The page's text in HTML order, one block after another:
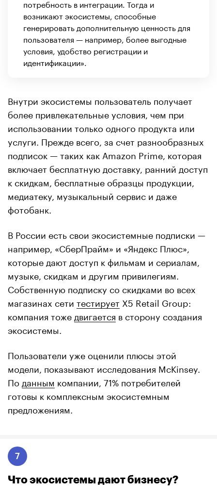
потребность в интеграции. Тогда и
возникают экосистемы, способные
генерировать дополнительную ценность для
пользователя — например, более выгодные
условия, удобство регистрации и
идентификации».
Внутри экосистемы пользователь получает
более привлекательные условия, чем при
использовании только одного продукта или
услуги. Прежде всего, за счет разнообразных
подписок — таких как Amazon Prime, которая
включает бесплатную доставку, ранний доступ
к скидкам, бесплатные образцы продукции,
медиатеку, музыкальный сервис и даже
фотобанк.
В России есть свои экосистемные подписки —
например, «СберПрайм» и «Яндекс Плюс»,
которые дают доступ к фильмам и сериалам,
музыке, скидкам и другим привилегиям.
Собственную подписку со скидками во всех
магазинах сети тестирует X5 Retail Group:
компания тоже двигается в сторону создания
экосистемы.
Пользователи уже оценили плюсы этой
модели, показывают исследования McKinsey.
По данным компании, 71% потребителей
готовы к комплексным экосистемным
предложениям.
7
Что экосистемы дают бизнесу?